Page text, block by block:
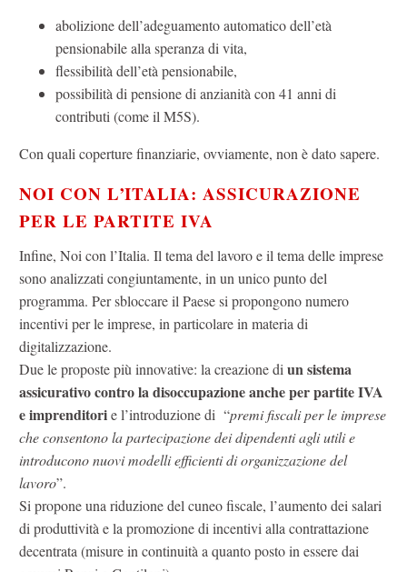
abolizione dell’adeguamento automatico dell’età
pensionabile alla speranza di vita,
flessibilità dell’età pensionabile,
possibilità di pensione di anzianità con 41 anni di
contributi (come il M5S).
Con quali coperture finanziarie, ovviamente, non è dato sapere.
NOI CON L’ITALIA: ASSICURAZIONE
PER LE PARTITE IVA
Infine, Noi con l’Italia. Il tema del lavoro e il tema delle imprese
sono analizzati congiuntamente, in un unico punto del
programma. Per sbloccare il Paese si propongono numero
incentivi per le imprese, in particolare in materia di
digitalizzazione.
Due le proposte più innovative: la creazione di un sistema
assicurativo contro la disoccupazione anche per partite IVA
e imprenditorie l’introduzione di “premi fiscali per le imprese
che consentono la partecipazione dei dipendenti agli utili e
introducono nuovi modelli efficienti di organizzazione del
lavoro”.
Si propone una riduzione del cuneo fiscale, l’aumento dei salari
di produttività e la promozione di incentivi alla contrattazione
decentrata (misure in continuità a quanto posto in essere dai